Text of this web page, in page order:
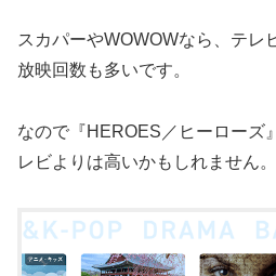
スカパーやWOWOWなら、テレ
放映回数も多いです。
なので『HEROES／ヒーローズ
レビよりは高いかもしれません。